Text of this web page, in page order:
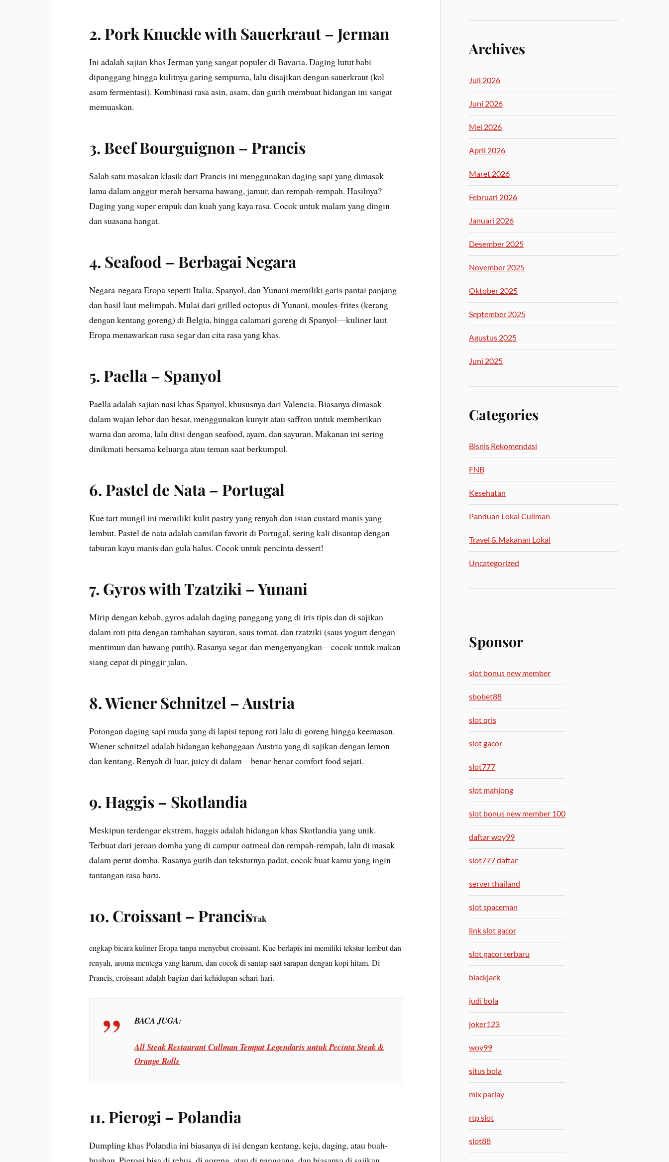
2. Pork Knuckle with Sauerkraut – Jerman
Ini adalah sajian khas Jerman yang sangat populer di Bavaria. Daging lutut babi
dipanggang hingga kulitnya garing sempurna, lalu disajikan dengan sauerkraut (kol
asam fermentasi). Kombinasi rasa asin, asam, dan gurih membuat hidangan ini sangat
memuaskan.
3. Beef Bourguignon – Prancis
Salah satu masakan klasik dari Prancis ini menggunakan daging sapi yang dimasak
lama dalam anggur merah bersama bawang, jamur, dan rempah-rempah. Hasilnya?
Daging yang super empuk dan kuah yang kaya rasa. Cocok untuk malam yang dingin
dan suasana hangat.
4. Seafood – Berbagai Negara
Negara-negara Eropa seperti Italia, Spanyol, dan Yunani memiliki garis pantai panjang
dan hasil laut melimpah. Mulai dari grilled octopus di Yunani, moules-frites (kerang
dengan kentang goreng) di Belgia, hingga calamari goreng di Spanyol—kuliner laut
Eropa menawarkan rasa segar dan cita rasa yang khas.
5. Paella – Spanyol
Paella adalah sajian nasi khas Spanyol, khususnya dari Valencia. Biasanya dimasak
dalam wajan lebar dan besar, menggunakan kunyit atau saffron untuk memberikan
warna dan aroma, lalu diisi dengan seafood, ayam, dan sayuran. Makanan ini sering
dinikmati bersama keluarga atau teman saat berkumpul.
6. Pastel de Nata – Portugal
Kue tart mungil ini memiliki kulit pastry yang renyah dan isian custard manis yang
lembut. Pastel de nata adalah camilan favorit di Portugal, sering kali disantap dengan
taburan kayu manis dan gula halus. Cocok untuk pencinta dessert!
7. Gyros with Tzatziki – Yunani
Mirip dengan kebab, gyros adalah daging panggang yang di iris tipis dan di sajikan
dalam roti pita dengan tambahan sayuran, saus tomat, dan tzatziki (saus yogurt dengan
mentimun dan bawang putih). Rasanya segar dan mengenyangkan—cocok untuk makan
siang cepat di pinggir jalan.
8.Wiener Schnitzel – Austria
Potongan daging sapi muda yang di lapisi tepung roti lalu di goreng hingga keemasan.
Wiener schnitzel adalah hidangan kebanggaan Austria yang di sajikan dengan lemon
dan kentang. Renyah di luar, juicy di dalam—benar-benar comfort food sejati.
9. Haggis – Skotlandia
Meskipun terdengar ekstrem, haggis adalah hidangan khas Skotlandia yang unik.
Terbuat dari jeroan domba yang di campur oatmeal dan rempah-rempah, lalu di masak
dalam perut domba. Rasanya gurih dan teksturnya padat, cocok buat kamu yang ingin
tantangan rasa baru.
10. Croissant – PrancisTak
engkap bicara kuliner Eropa tanpa menyebut croissant. Kue berlapis ini memiliki tekstur lembut dan
renyah, aroma mentega yang harum, dan cocok di santap saat sarapan dengan kopi hitam. Di
Prancis, croissant adalah bagian dari kehidupan sehari-hari.
BACA JUGA:
All Steak Restaurant Cullman Tempat Legendaris untuk Pecinta Steak &
Orange Rolls
11. Pierogi – Polandia
Dumpling khas Polandia ini biasanya di isi dengan kentang, keju, daging, atau buah-
Archives
Juli 2026
Juni 2026
Mei 2026
April 2026
Maret 2026
Februari 2026
Januari 2026
Desember 2025
November 2025
Oktober 2025
September 2025
Agustus 2025
Juni 2025
Categories
Bisnis Rekomendasi
FNB
Kesehatan
Panduan Lokal Cullman
Travel & Makanan Lokal
Uncategorized
Sponsor
slot bonus new member
sbobet88
slot qris
slot gacor
slot777
slot mahjong
slot bonus new member 100
daftar woy99
slot777 daftar
server thailand
slot spaceman
link slot gacor
slot gacor terbaru
blackjack
judi bola
joker123
woy99
situs bola
mix parlay
rtp slot
slot88